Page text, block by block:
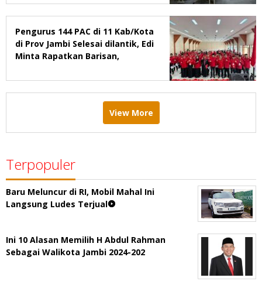
Pengurus 144 PAC di 11 Kab/Kota
di Prov Jambi Selesai dilantik, Edi
Minta Rapatkan Barisan,
View More
Terpopuler
Baru Meluncur di RI, Mobil Mahal Ini
Langsung Ludes Terjual
Ini 10 Alasan Memilih H Abdul Rahman
Sebagai Walikota Jambi 2024-202